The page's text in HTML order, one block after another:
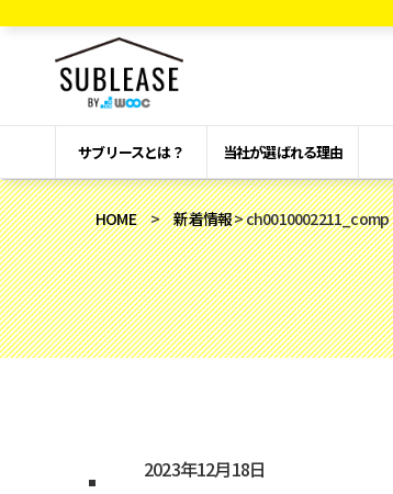
サブリースとは？ 当社が選ばれる理由
HOME>新着情報> ch0010002211_comp
2023年12月18日